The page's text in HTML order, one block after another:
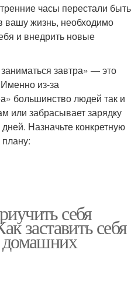
часы перестали быть
вашу жизнь, необходимо
и внедрить новые
завтра» — это
из-за
большинство людей так и
или забрасывает зарядку
Назначьте конкретную
плану:
себя
заставить себя
домашних